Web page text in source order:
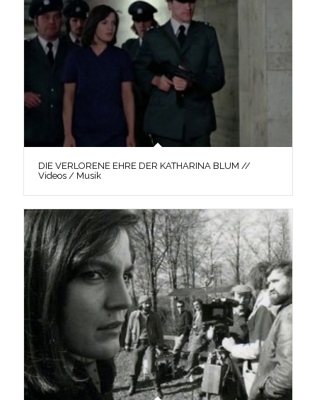
DIE VERLORENE EHRE DER KATHARINA BLUM //
Videos / Musik